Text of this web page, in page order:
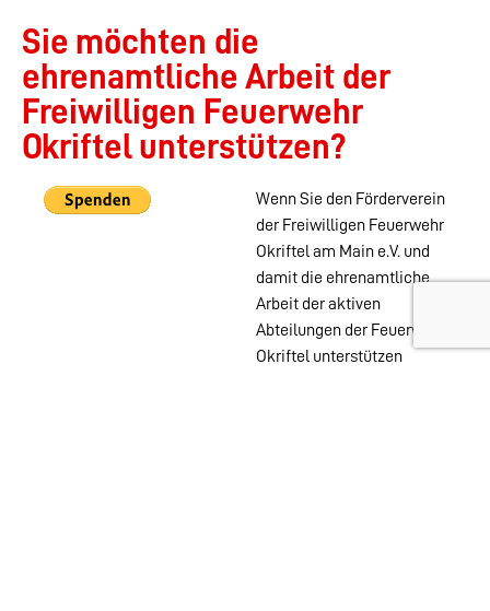
Sie möchten die
ehrenamtliche Arbeit der
Freiwilligen Feuerwehr
Okriftel unterstützen?
Wenn Sie den Förderverein
der Freiwilligen Feuerwehr
Okriftel am Main e.V. und
damit die ehrenamtliche
Arbeit der aktiven
Abteilungen der Feuerwehr
Okriftel unterstützen